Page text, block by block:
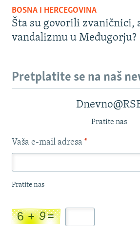
BOSNA I HERCEGOVINA
Šta su govorili zvaničnici,
vandalizmu u Međugorju?
Pretplatite se na naš
Pratite nas
Vaša e-mail adresa *
Pratite nas